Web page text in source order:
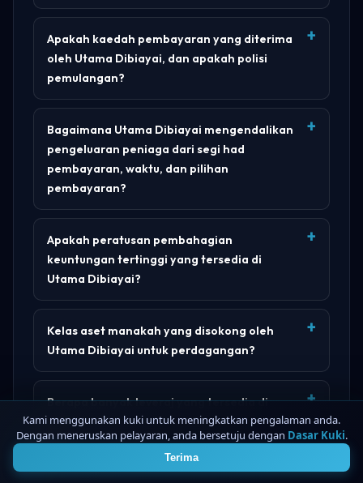
Apakah kaedah pembayaran yang diterima
oleh Utama Dibiayai, dan apakah polisi
pemulangan?
Bagaimana Utama Dibiayai mengendalikan
pengeluaran peniaga dari segi had
pembayaran, waktu, dan pilihan
pembayaran?
Apakah peratusan pembahagian
keuntungan tertinggi yang tersedia di
Utama Dibiayai?
Kelas aset manakah yang disokong oleh
Utama Dibiayai untuk perdagangan?
Berapa banyak leveraj yang tersedia di
Utama Dibiayai untuk aset FX, indeks,
logam, dan kripto?
Kami menggunakan kuki untuk meningkatkan pengalaman anda.
Dengan meneruskan pelayaran, anda bersetuju dengan Dasar Kuki.
Terima
4